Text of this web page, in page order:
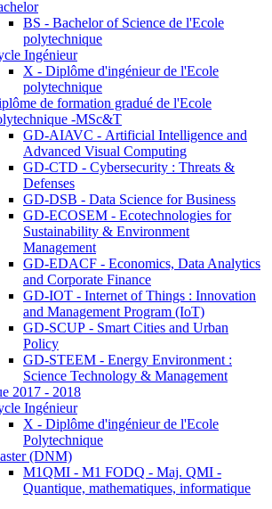
BS - Bachelor of Science de l'Ecole
polytechnique
Ingénieur
X - Diplôme d'ingénieur de l'Ecole
polytechnique
de formation gradué de l'Ecole
-MSc&T
GD-AIAVC - Artificial Intelligence and
Advanced Visual Computing
GD-CTD - Cybersecurity : Threats &
Defenses
GD-DSB - Data Science for Business
GD-ECOSEM - Ecotechnologies for
Sustainability & Environment
Management
GD-EDACF - Economics, Data Analytics
and Corporate Finance
GD-IOT - Internet of Things : Innovation
and Management Program (IoT)
GD-SCUP - Smart Cities and Urban
Policy
GD-STEEM - Energy Environment :
Science Technology & Management
2017 - 2018
Ingénieur
X - Diplôme d'ingénieur de l'Ecole
Polytechnique
(DNM)
M1QMI - M1 FODQ - Maj. QMI -
Quantique, mathematiques, informatique